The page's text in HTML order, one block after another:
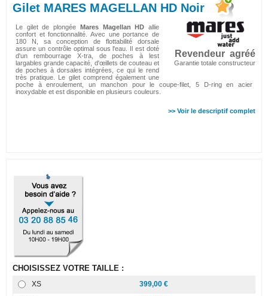
Gilet MARES MAGELLAN HD Noir
Revendeur agréé
Garantie totale constructeur
Le gilet de plongée Mares Magellan HD allie
confort et fonctionnalité. Avec une portance de
180 N, sa conception de flottabilité dorsale
assure un contrôle optimal sous l'eau. Il est doté
d'un rembourrage X-tra, de poches à lest
largables grande capacité, d'œillets de couteau et
de poches à dorsales intégrées, ce qui le rend
très pratique. Le gilet comprend également une
poche à enroulement, un manchon pour le coupe-filet, 5 D-ring en acier
inoxydable et est disponible en plusieurs couleurs.
>> Voir le descriptif complet
CHOISISSEZ VOTRE TAILLE :
XS 399,00 €